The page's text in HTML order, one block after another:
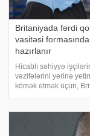
Britaniyada fərdi
vasitəsi
hazırlanır
Hicablı səhiyyə
vəzifələrini yerinə
kömək etmək üçün,
mübarizə aparmaqda
edən, inanc cəhətdən